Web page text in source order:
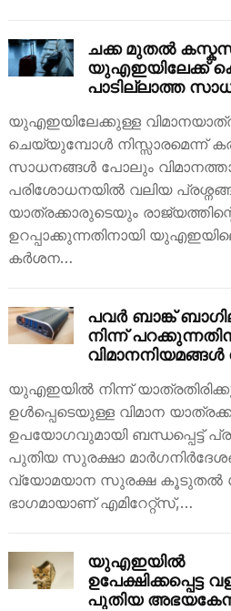
ചക്ക മുതൽ
യുഎഇയിലേക്ക്
പാടില്ലാത്ത
യുഎഇയിലേക്കുള്ള
ചെയ്യുമ്പോൾ നിസ്സാരമെന്ന്
സാധനങ്ങൾ പോലും
പരിശോധനയിൽ വലിയ
യാത്രക്കാരുടെയും
ഉറപ്പാക്കുന്നതിനായി
കർശന…
പവർ ബാങ്ക്
നിന്ന്
യുഎഇയിൽ നിന്ന്
ഉൾപ്പെടെയുള്ള വിമാന
ഉപയോഗവുമായി ബന്ധപ്പെട്ട്
പുതിയ സുരക്ഷാ
വ്യോമയാന സുരക്ഷ കൂടുതൽ
ഭാഗമായാണ് എമിറേറ്റ്സ്,…
യുഎഇയിൽ
പുതിയ